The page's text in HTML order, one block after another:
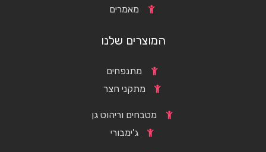
מאמרים
המוצרים שלנו
מתנפחים
מתקני חצר
מטבחים וריהוט גן
ג'ימבורי